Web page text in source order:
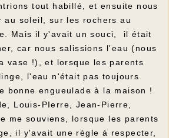
tout habillé, et ensuite nous
au soleil, sur les rochers au
Mais il y'avait un souci, il était
car nous salissions l'eau (nous
vase !), et lorsque les parents
l'eau n'était pas toujours
bonne engueulade à la maison !
Louis-PIerre, Jean-Pierre,
me souviens, lorsque les parents
il y'avait une règle à respecter,